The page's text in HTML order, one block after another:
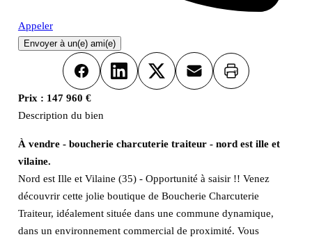
Appeler
Envoyer à un(e) ami(e)
FacebookLinkedInX Email Imprimer
Prix : 147 960 €
Description du bien
À vendre - boucherie charcuterie traiteur - nord est ille et
vilaine.
Nord est Ille et Vilaine (35) - Opportunité à saisir !! Venez
découvrir cette jolie boutique de Boucherie Charcuterie
Traiteur, idéalement située dans une commune dynamique,
dans un environnement commercial de proximité. Vous